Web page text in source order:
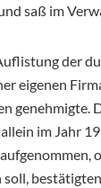
saß im
der
eigenen
genehmigte.
im Jahr
soll,